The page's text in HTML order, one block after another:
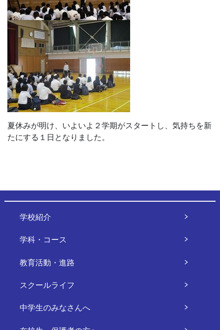
夏休みが明け、いよいよ２学期がスタートし、気持ちを新
たにする１日となりました。
学校紹介
学科・コース
教育活動・進路
スクールライフ
中学生のみなさんへ